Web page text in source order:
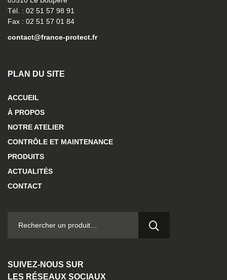
Tél. : 02 51 57 98 91
Fax : 02 51 57 01 84
contact@france-protect.fr
PLAN DU SITE
ACCUEIL
À PROPOS
NOTRE ATELIER
CONTRÔLE ET MAINTENANCE
PRODUITS
ACTUALITÉS
CONTACT
SUIVEZ-NOUS SUR
LES RÉSEAUX SOCIAUX